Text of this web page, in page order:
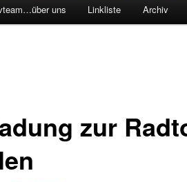
uns Linkliste Archiv
zur